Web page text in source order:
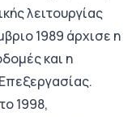
λειτουργίας
1989 άρχισε η
και η
1998,